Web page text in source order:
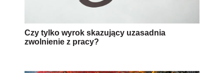
Czy tylko wyrok skazujący uzasadnia
zwolnienie z pracy?